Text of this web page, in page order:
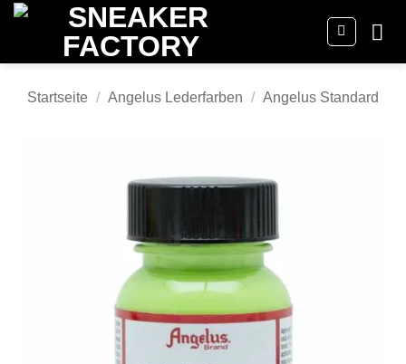
Zum
Startseite / Angelus Lederfarben / Angelus Standard